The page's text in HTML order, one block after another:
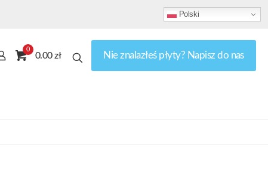
Polski
0
0.00 zł Nie znalazłeś płyty? Napisz do nas